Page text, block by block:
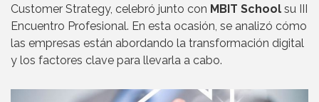
Customer Strategy, celebró junto con MBIT School su III
Encuentro Profesional. En esta ocasión, se analizó cómo
las empresas están abordando la transformación digital
y los factores clave para llevarla a cabo.